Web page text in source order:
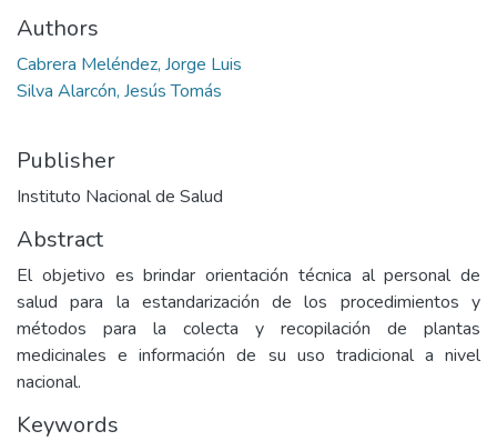
Authors
Cabrera Meléndez, Jorge Luis
Silva Alarcón, Jesús Tomás
Publisher
Instituto Nacional de Salud
Abstract
El objetivo es brindar orientación técnica al personal de
salud para la estandarización de los procedimientos y
métodos para la colecta y recopilación de plantas
medicinales e información de su uso tradicional a nivel
nacional.
Keywords